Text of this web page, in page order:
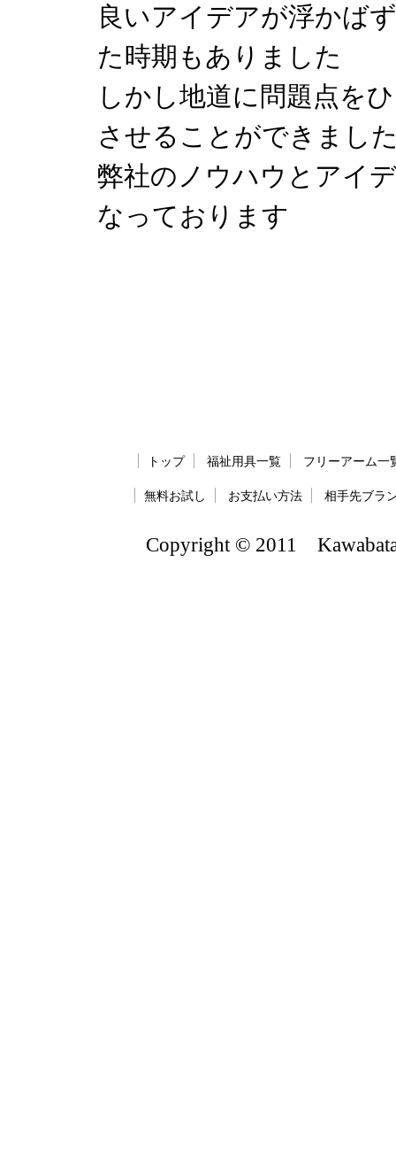
良いアイデアが浮かば
た時期もありました
しかし地道に問題点を
させることができまし
弊社のノウハウとアイ
なっております
トップ 福祉用具一覧 フリーアーム一
無料お試し お支払い方法 相手先ブラ
Copyright © 2011